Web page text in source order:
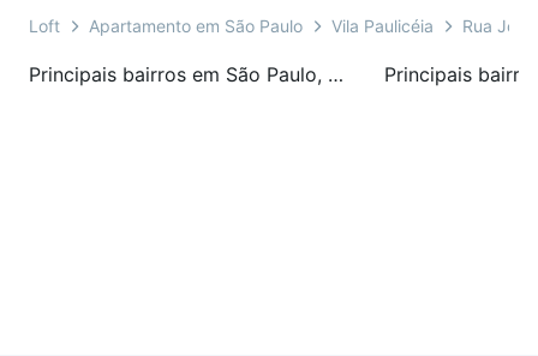
Loft Apartamento em São Paulo Vila Paulicéia Rua
Principais bairros em São Paulo, SP